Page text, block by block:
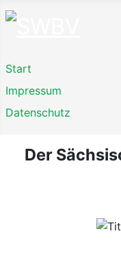
Start
Impressum
Datenschutz
Der